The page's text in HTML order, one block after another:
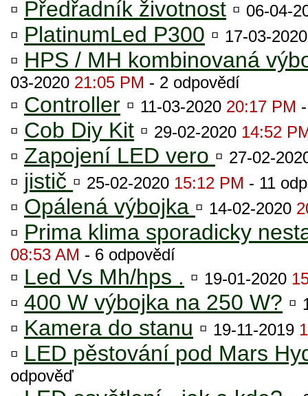
▫ Předřadník životnost ▫ 06-04-
▫ PlatinumLed P300 ▫ 17-03-
▫ HPS / MH kombinovaná
03-2020 21:05 PM - 2 odpovědí
▫ Controller ▫ 11-03-2020 20:17 PM
▫ Cob Diy Kit ▫ 29-02-2020 14:52
▫ Zapojení LED vero ▫ 27-02-
▫ jistič ▫ 25-02-2020 15:12 PM - 11
▫ Opálená výbojka ▫ 14-02-2020
▫ Prima klima sporadicky
08:53 AM - 6 odpovědí
▫ Led Vs Mh/hps . ▫ 19-01-2020
▫ 400 W výbojka na 250 W? ▫
▫ Kamera do stanu ▫ 19-11-2019
▫ LED pěstování pod Mars
odpověď